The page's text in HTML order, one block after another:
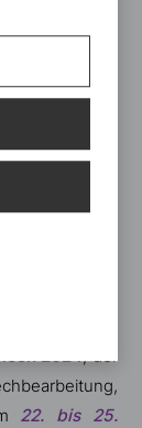
2024, der
22. bis 25.